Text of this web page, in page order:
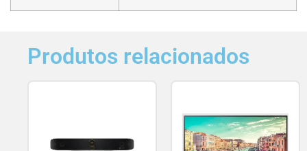
Produtos relacionados